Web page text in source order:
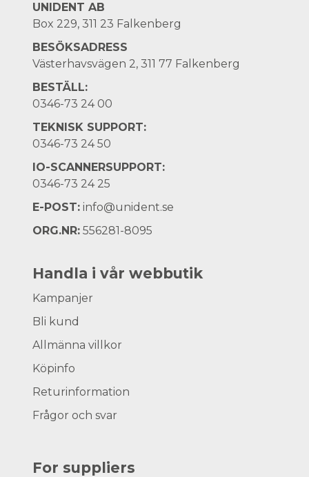
UNIDENT AB
Box 229, 311 23 Falkenberg
BESÖKSADRESS
Västerhavsvägen 2, 311 77 Falkenberg
BESTÄLL:
0346-73 24 00
TEKNISK SUPPORT:
0346-73 24 50
IO-SCANNERSUPPORT:
0346-73 24 25
E-POST: info@unident.se
ORG.NR: 556281-8095
Handla i vår webbutik
Kampanjer
Bli kund
Allmänna villkor
Köpinfo
Returinformation
Frågor och svar
For suppliers